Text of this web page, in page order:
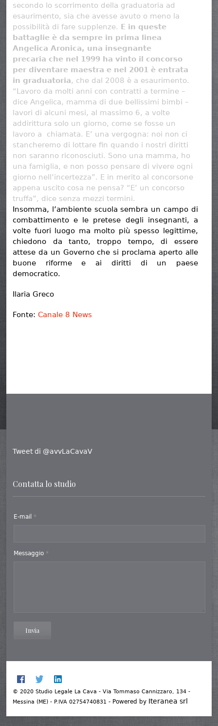
secondo lo scorrimento della graduatoria ad
esaurimento, sia che avesse avuto o meno la
possibilità di fare supplenze. E in queste
battaglie è da sempre in prima linea
Angelica Aronica, una insegnante
precaria che nel 1999 ha vinto il concorso
per diventare maestra e nel 2001 è entrata
in graduatoria, che dal 2008 è a esaurimento.
“Lavoro da molti anni con contratti a termine –
dice Angelica, mamma di due bellissimi bimbi –
lavori di alcuni mesi, al massimo 6, a volte
addirittura solo un giorno, come se fosse un
lavoro a chiamata. E’ una vergogna: noi non ci
stancheremo di lottare fin quando i nostri diritti
non saranno riconosciuti. Sono una mamma, ho
una famiglia, e non posso pensare di vivere ogni
giorno nell’incertezza”. E in merito al concorsone
appena uscito cosa ne pensa? “E’ un concorso
truffa”, dice senza mezzi termini.
Insomma, l’ambiente scuola sembra un campo di
combattimento e le pretese degli insegnanti, a
volte fuori luogo ma molto più spesso legittime,
chiedono da tanto, troppo tempo, di essere
attese da un Governo che si proclama aperto alle
buone riforme e ai diritti di un paese
democratico.
Ilaria Greco
Fonte:Canale 8 News
Tweet di @avvLaCavaV
Contatta lo studio
E-mail *
Messaggio *
Invia
© 2020 Studio Legale La Cava - Via Tommaso Cannizzaro, 134 -
Messina (ME) - P.IVA 02754740831 - Powered by Iteranea srl